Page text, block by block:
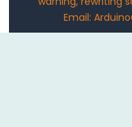
Email: